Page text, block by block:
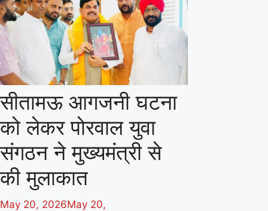
सीतामऊ आगजनी घटना
को लेकर पोरवाल युवा
संगठन ने मुख्यमंत्री से
की मुलाकात
May 20, 2026May 20,